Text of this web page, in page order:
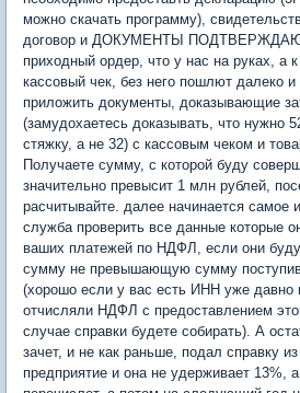
можно скачать программу),
договор и ДОКУМЕНТЫ
приходный ордер, что у нас на руках, а
кассовый чек, без него пошлют далеко
приложить документы, доказывающие
(замудохаетесь доказывать, что нужно
стяжку, а не 32) с кассовым чеком и
Получаете сумму, с которой буду
значительно превысит 1 млн рублей,
расчитывайте. далее начинается самое
служба проверить все данные которые
ваших платежей по НДФЛ, если они
сумму не превышающую сумму
(хорошо если у вас есть ИНН уже давно
отчисляли НДФЛ с предоставлением
случае справки будете собирать). А
зачет, и не как раньше, подал справку
предприятие и она не удерживает 13%,